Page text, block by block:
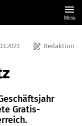
menu
Menü
draw Redaktion
Gratis-